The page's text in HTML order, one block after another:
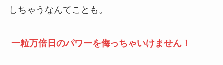
しちゃうなんてことも。
一粒万倍日のパワーを侮っちゃいけません！